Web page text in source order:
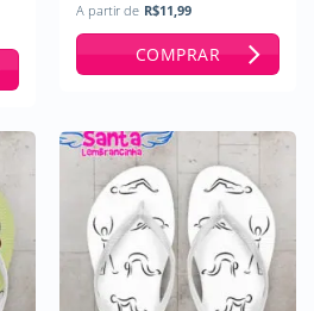
A partir de R$11,99
COMPRAR